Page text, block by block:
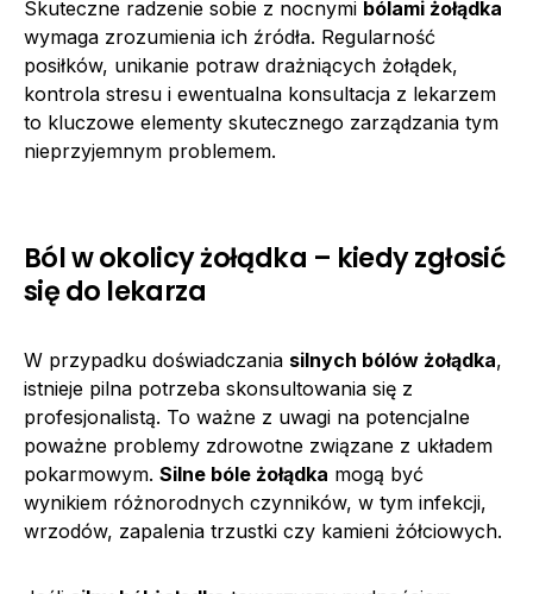
Skuteczne radzenie sobie z nocnymi bólami żołądka
wymaga zrozumienia ich źródła. Regularność
posiłków, unikanie potraw drażniących żołądek,
kontrola stresu i ewentualna konsultacja z lekarzem
to kluczowe elementy skutecznego zarządzania tym
nieprzyjemnym problemem.
Ból w okolicy żołądka – kiedy zgłosić
się do lekarza
W przypadku doświadczania silnych bólów żołądka,
istnieje pilna potrzeba skonsultowania się z
profesjonalistą. To ważne z uwagi na potencjalne
poważne problemy zdrowotne związane z układem
pokarmowym. Silne bóle żołądka mogą być
wynikiem różnorodnych czynników, w tym infekcji,
wrzodów, zapalenia trzustki czy kamieni żółciowych.